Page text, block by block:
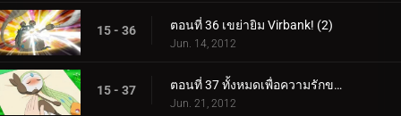
15 - 36 ตอนที่ 36 เขย่ายิม Virbank! (2)
Jun. 14, 2012
15 - 37 ตอนที่ 37 ทั้งหมดเพื่อความรักของ Meloetta!
Jun. 21, 2012